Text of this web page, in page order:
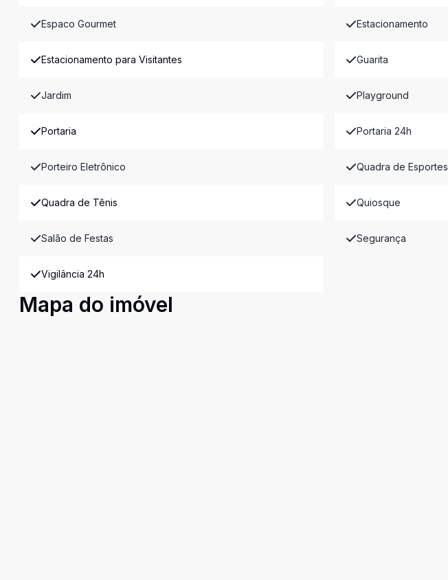
Espaco Gourmet Estacionamento
Estacionamento para Visitantes Guarita
Jardim Playground
Portaria Portaria 24h
Porteiro Eletrônico Quadra de Esportes
Quadra de Tênis Quiosque
Salão de Festas Segurança
Vigilância 24h
Mapa do imóvel